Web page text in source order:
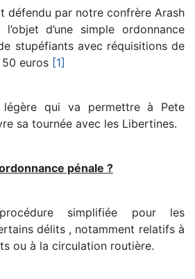
défendu par notre confrère Arash
d’une simple ordonnance
stupéfiants avec réquisitions de
euros [1]
légère qui va permettre à Pete
sa tournée avec les Libertines.
pénale ?
simplifiée pour les
délits , notamment relatifs à
ou à la circulation routière.